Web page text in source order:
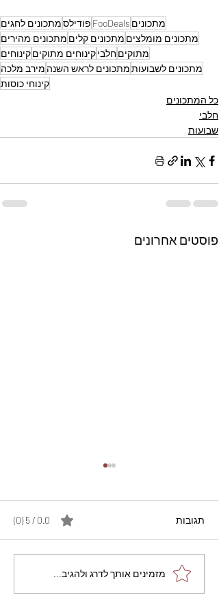
מתכונים FooDeals פודילסמתכונים לחגים
מתכונים מומלצים מתכונים קלים מתכונים מהירים
מתוקיםחלביקינוחים מתוקיםקינוחים
מתכונים לשבועותמתכונים לראש השנה מירב מלכה
קינוחי כוסות
כל המתכונים
חלבי
שבועות
פוסטים אחרונים
מתכון מנצח עוגת מייפל
שוקולד בחושה וקלה - זיוה
תגובות 0.0 / 5 ‏(0)
מזמינים אותך לדרג ולהגיב...